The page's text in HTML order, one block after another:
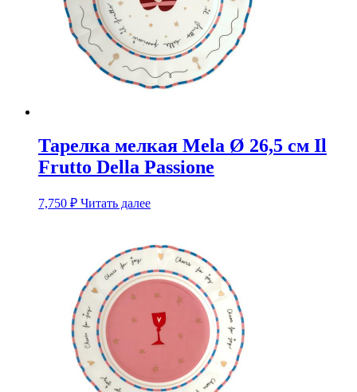
Тарелка мелкая Mela Ø 26,5 см Il
Frutto Della Passione
7,750 ₽ Читать далее